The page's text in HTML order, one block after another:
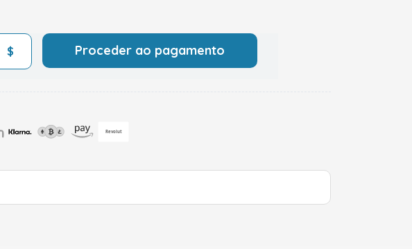
$ Proceder ao pagamento